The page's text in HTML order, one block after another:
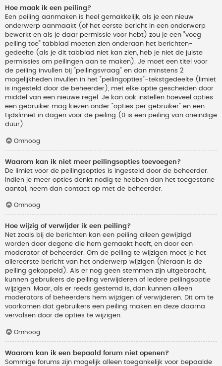
Hoe maak ik een peiling?
Een peiling aanmaken is heel gemakkelijk, als je een nieuw
onderwerp aanmaakt (of het eerste bericht in een onderwerp
bewerkt en als je daar permissie voor hebt) zou je een "voeg
peiling toe" tabblad moeten zien onderaan het berichten-
gedeelte (als je dit tabblad niet kan zien, heb je niet de juiste
permissies om peilingen aan te maken). Je moet een titel voor
de peiling invullen bij "peilingsvraag" en dan minstens 2
mogelijkheden invullen in het "peilingopties"-tekstgedeelte (limiet
is ingesteld door de beheerder), met elke optie gescheiden door
middel van een nieuwe regel. Je kan ook instellen hoeveel opties
een gebruiker mag kiezen onder "opties per gebruiker" en een
tijdslimiet in dagen voor de peiling (0 is een peiling van oneindige
duur).
Omhoog
Waarom kan ik niet meer peilingsopties toevoegen?
De limiet voor de peilingsopties is ingesteld door de beheerder.
Indien je meer opties denkt nodig te hebben dan het toegestane
aantal, neem dan contact op met de beheerder.
Omhoog
Hoe wijzig of verwijder ik een peiling?
Net zoals bij de berichten kan een peiling alleen gewijzigd
worden door degene die hem gemaakt heeft, en door een
moderator of beheerder. Om de peiling te wijzigen moet je het
allereerste bericht van het onderwerp wijzigen (hieraan is de
peiling gekoppeld). Als er nog geen stemmen zijn uitgebracht,
kunnen gebruikers de peiling verwijderen of iedere peilingsoptie
wijzigen. Maar, als er reeds gestemd is, dan kunnen alleen
moderators of beheerders hem wijzigen of verwijderen. Dit om te
voorkomen dat gebruikers een peiling maken en deze daarna
vervalsen door de opties te wijzigen.
Omhoog
Waarom kan ik een bepaald forum niet openen?
Sommige forums zijn mogelijk alleen toegankelijk voor bepaalde